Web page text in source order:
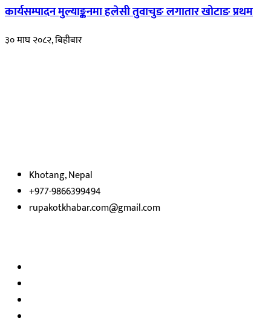
कार्यसम्पादन मुल्याङ्कनमा हलेसी तुवाचुङ लगातार खोटाङ प्रथम
३० माघ २०८२, बिहीबार
Khotang, Nepal
+977-9866399494
rupakotkhabar.com@gmail.com